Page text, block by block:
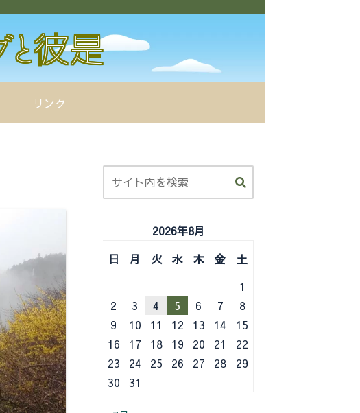
リンク
2026年8月
日
月 火 水 木 金
土
1
2
3 4 5 6 7
8
9
10 11 12 13 14
15
16
17 18 19 20 21
22
23
24 25 26 27 28
29
30
31